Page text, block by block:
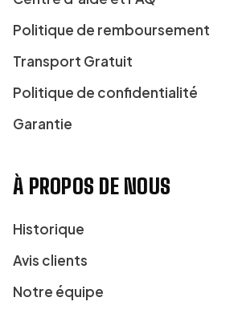
Politique de remboursement
Transport Gratuit
Politique de confidentialité
Garantie
À PROPOS DE NOUS
Historique
Avis clients
Notre équipe